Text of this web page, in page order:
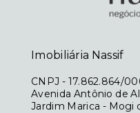
Imobiliária Nassif
CNPJ - 17.862.864/
Avenida Antônio de
Jardim Marica - Mogi